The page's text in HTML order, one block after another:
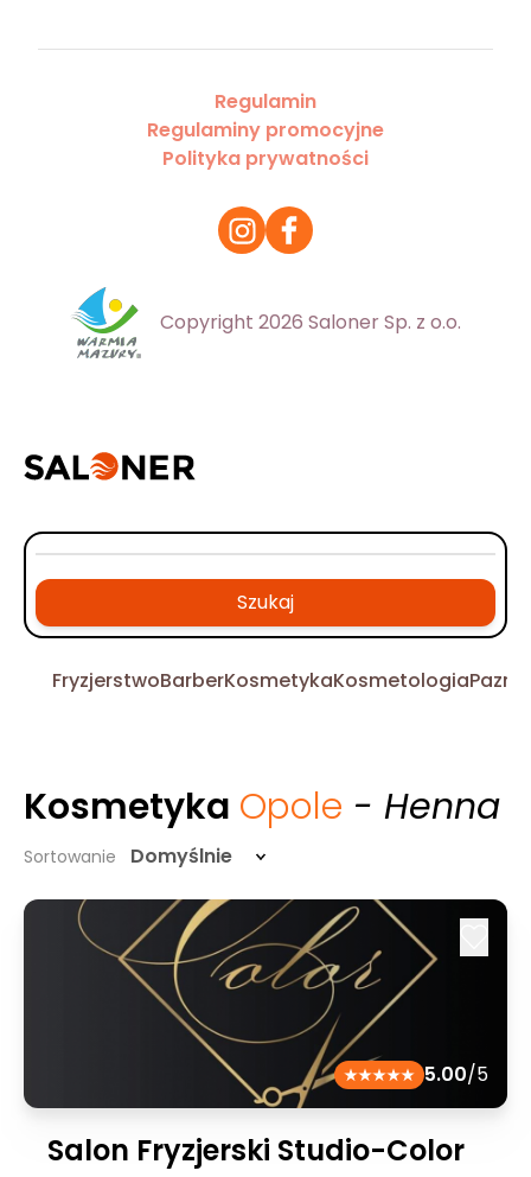
Regulamin
Regulaminy promocyjne
Polityka prywatności
Copyright 2026 Saloner Sp. z o.o.
Szukaj
FryzjerstwoBarberKosmetykaKosmetologia
Kosmetyka Opole - Henna
Sortowanie Domyślnie
5.00/5
Salon Fryzjerski Studio-Color